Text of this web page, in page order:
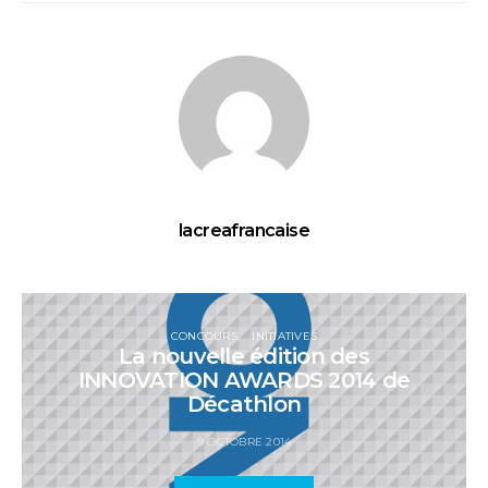
lacreafrancaise
CONCOURS INITIATIVES
La nouvelle édition des
INNOVATION AWARDS 2014 de
Décathlon
9 OCTOBRE 2014